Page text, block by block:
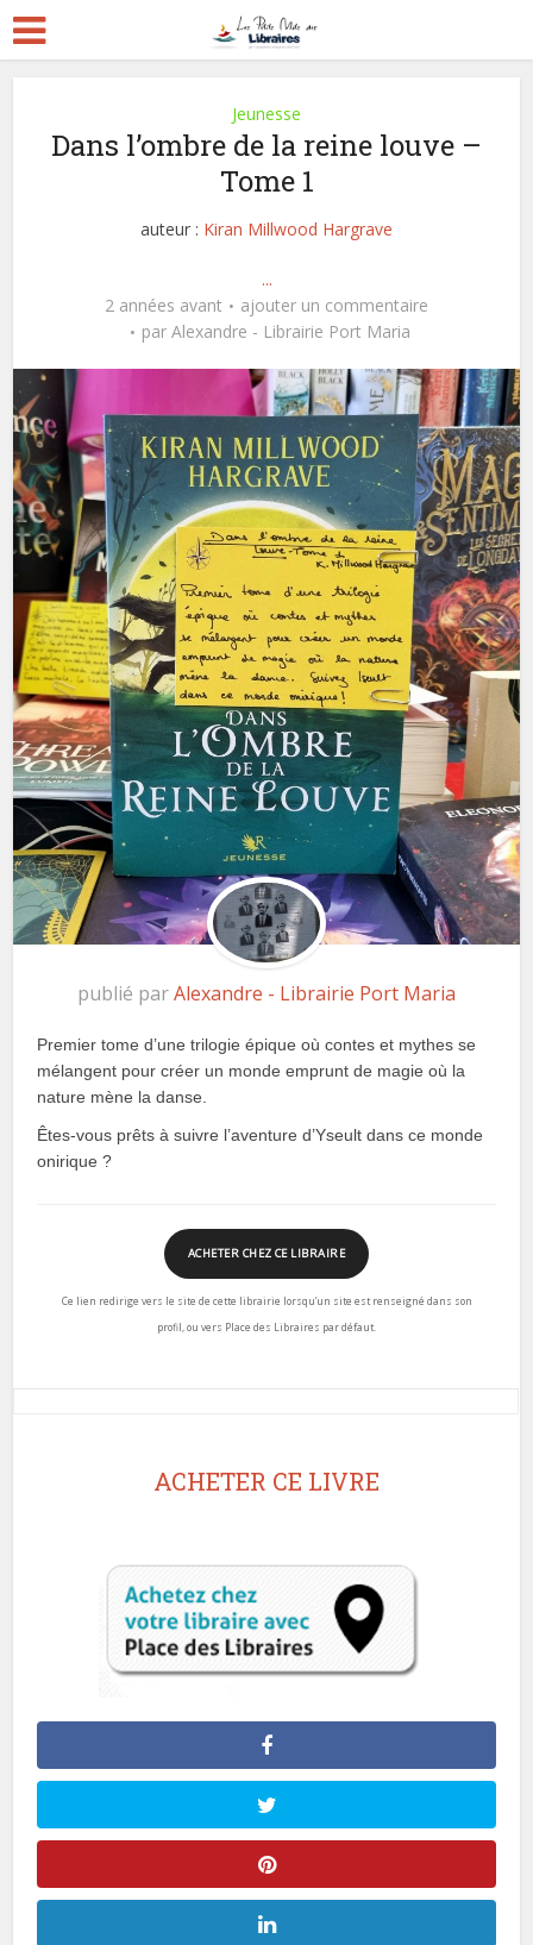
Jeunesse
Dans l’ombre de la reine louve –
Tome 1
auteur : Kiran Millwood Hargrave
...
2 années avant
ajouter un commentaire
par Alexandre - Librairie Port Maria
publié parAlexandre - Librairie Port Maria
Premier tome d’une trilogie épique où contes et mythes se
mélangent pour créer un monde emprunt de magie où la
nature mène la danse.
Êtes-vous prêts à suivre l’aventure d’Yseult dans ce monde
onirique ?
ACHETER CHEZ CE LIBRAIRE
Ce lien redirige vers le site de cette librairie lorsqu’un site est renseigné dans son
profil, ou vers Place des Libraires par défaut.
ACHETER CE LIVRE